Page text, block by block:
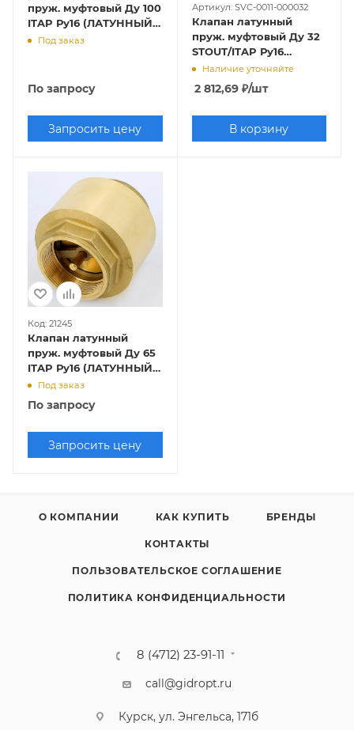
пруж. муфтовый Ду 100
ITAP Ру16 (ЛАТУННЫЙ
ЗАТВОР)
Под заказ
По запросу
Запросить цену
Артикул: SVC-0011-000032
Клапан латунный
пруж. муфтовый Ду 32
STOUT/ITAP Ру16
(ЛАТУННЫЙ ЗАТВОР)
Наличие уточняйте
2 812,69₽/шт
В корзину
Код: 21245
Клапан латунный
пруж. муфтовый Ду 65
ITAP Ру16 (ЛАТУННЫЙ
ЗАТВОР)
Под заказ
По запросу
Запросить цену
О КОМПАНИИ КАК КУПИТЬ БРЕНДЫ
КОНТАКТЫ
ПОЛЬЗОВАТЕЛЬСКОЕ СОГЛАШЕНИЕ
ПОЛИТИКА КОНФИДЕНЦИАЛЬНОСТИ
8 (4712) 23-91-11
call@gidropt.ru
Курск, ул. Энгельса, 171б